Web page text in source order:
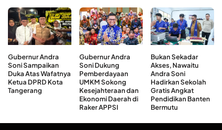
Gubernur Andra
Soni Sampaikan
Duka Atas Wafatnya
Ketua DPRD Kota
Tangerang
Gubernur Andra
Soni Dukung
Pemberdayaan
UMKM Sokong
Kesejahteraan dan
Ekonomi Daerah di
Raker APPSI
Bukan Sekadar
Akses, Nawaitu
Andra Soni
Hadirkan Sekolah
Gratis Angkat
Pendidikan Banten
Bermutu